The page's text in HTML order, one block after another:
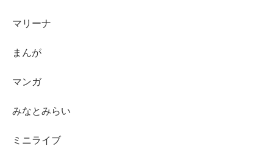
マリーナ
まんが
マンガ
みなとみらい
ミニライブ